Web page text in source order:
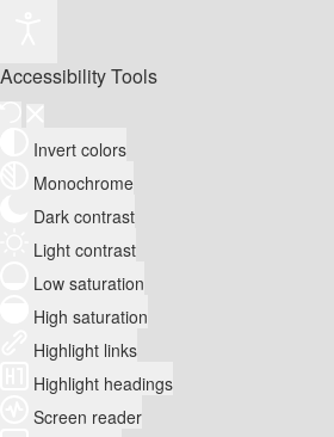
Accessibility Tools
Invert colors
Monochrome
Dark contrast
Light contrast
Low saturation
High saturation
Highlight links
Highlight headings
Screen reader